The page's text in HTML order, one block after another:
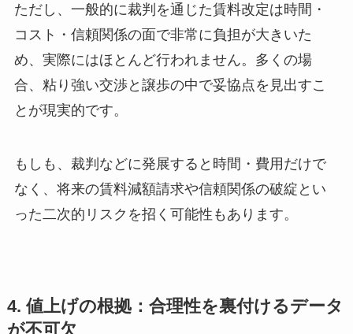
ただし、一般的に裁判を通じた賃料改定は時間・
コスト・信頼関係の面で非常に負担が大きいた
め、実際にはほとんど行われません。多くの場
合、粘り強い交渉と譲歩の中で妥協点を見出すこ
とが現実的です。
もしも、裁判などに発展すると時間・費用だけで
なく、将来の賃料減額請求や信頼関係の破綻とい
った二次的リスクを招く可能性もあります。
4. 値上げの根拠：合理性を裏付けるデータ
が不可欠